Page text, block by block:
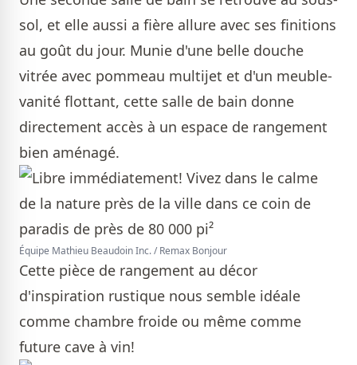
sol, et elle aussi a fière allure avec ses finitions
au goût du jour. Munie d'une belle douche
vitrée avec pommeau multijet et d'un meuble-
vanité flottant, cette salle de bain donne
directement accès à un espace de rangement
bien aménagé.
Équipe Mathieu Beaudoin Inc. / Remax Bonjour
Cette pièce de rangement au décor
d'inspiration rustique nous semble idéale
comme chambre froide ou même comme
future cave à vin!